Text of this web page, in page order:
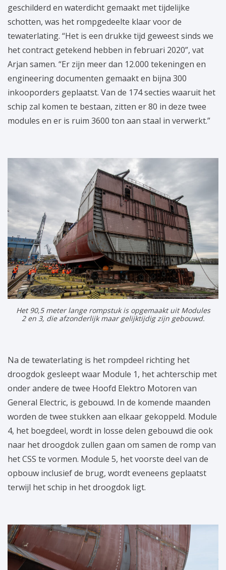
geschilderd en waterdicht gemaakt met tijdelijke
schotten, was het rompgedeelte klaar voor de
tewaterlating. “Het is een drukke tijd geweest sinds we
het contract getekend hebben in februari 2020”, vat
Arjan samen. “Er zijn meer dan 12.000 tekeningen en
engineering documenten gemaakt en bijna 300
inkooporders geplaatst. Van de 174 secties waaruit het
schip zal komen te bestaan, zitten er 80 in deze twee
modules en er is ruim 3600 ton aan staal in verwerkt.”
Het 90,5 meter lange rompstuk is opgemaakt uit Modules
2 en 3, die afzonderlijk maar gelijktijdig zijn gebouwd.
Na de tewaterlating is het rompdeel richting het
droogdok gesleept waar Module 1, het achterschip met
onder andere de twee Hoofd Elektro Motoren van
General Electric, is gebouwd. In de komende maanden
worden de twee stukken aan elkaar gekoppeld. Module
4, het boegdeel, wordt in losse delen gebouwd die ook
naar het droogdok zullen gaan om samen de romp van
het CSS te vormen. Module 5, het voorste deel van de
opbouw inclusief de brug, wordt eveneens geplaatst
terwijl het schip in het droogdok ligt.